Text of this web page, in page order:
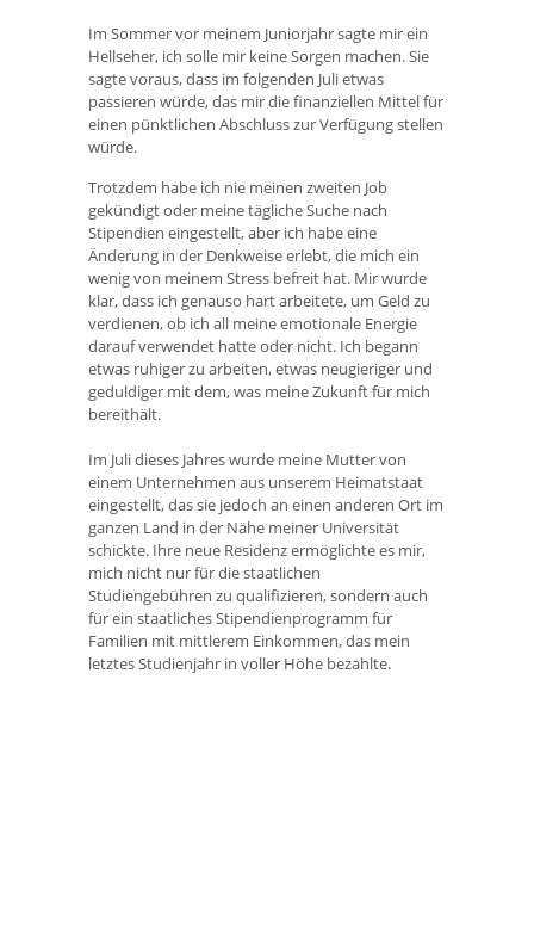
Im Sommer vor meinem Juniorjahr sagte mir ein
Hellseher, ich solle mir keine Sorgen machen. Sie
sagte voraus, dass im folgenden Juli etwas
passieren würde, das mir die finanziellen Mittel für
einen pünktlichen Abschluss zur Verfügung stellen
würde.
Trotzdem habe ich nie meinen zweiten Job
gekündigt oder meine tägliche Suche nach
Stipendien eingestellt, aber ich habe eine
Änderung in der Denkweise erlebt, die mich ein
wenig von meinem Stress befreit hat. Mir wurde
klar, dass ich genauso hart arbeitete, um Geld zu
verdienen, ob ich all meine emotionale Energie
darauf verwendet hatte oder nicht. Ich begann
etwas ruhiger zu arbeiten, etwas neugieriger und
geduldiger mit dem, was meine Zukunft für mich
bereithält.
Im Juli dieses Jahres wurde meine Mutter von
einem Unternehmen aus unserem Heimatstaat
eingestellt, das sie jedoch an einen anderen Ort im
ganzen Land in der Nähe meiner Universität
schickte. Ihre neue Residenz ermöglichte es mir,
mich nicht nur für die staatlichen
Studiengebühren zu qualifizieren, sondern auch
für ein staatliches Stipendienprogramm für
Familien mit mittlerem Einkommen, das mein
letztes Studienjahr in voller Höhe bezahlte.